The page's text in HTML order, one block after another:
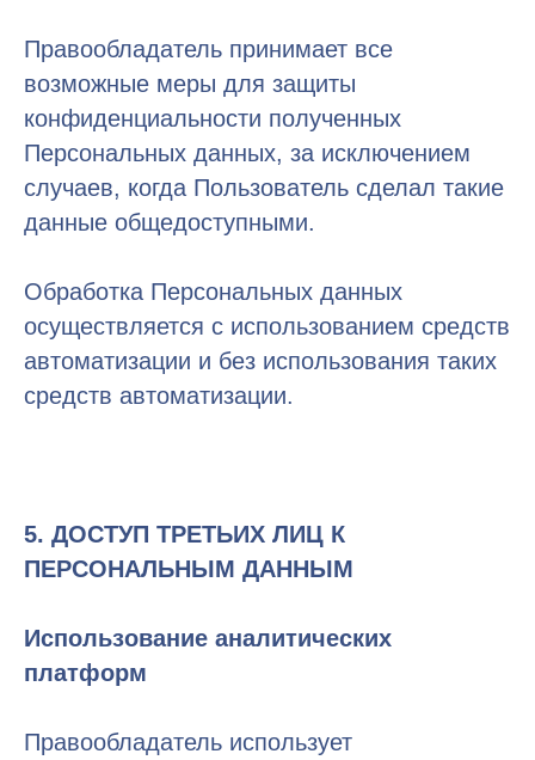
Правообладатель принимает все
возможные меры для защиты
конфиденциальности полученных
Персональных данных, за исключением
случаев, когда Пользователь сделал такие
данные общедоступными.
Обработка Персональных данных
осуществляется с использованием средств
автоматизации и без использования таких
средств автоматизации.
5. ДОСТУП ТРЕТЬИХ ЛИЦ К
ПЕРСОНАЛЬНЫМ ДАННЫМ
Использование аналитических
платформ
Правообладатель использует